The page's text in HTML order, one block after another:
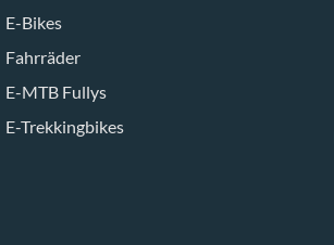
E-Bikes
Fahrräder
E-MTB Fullys
E-Trekkingbikes